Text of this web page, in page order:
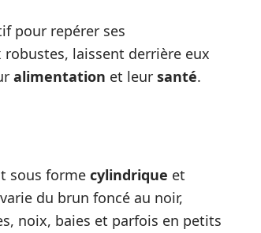
pour repérer ses
robustes, laissent derrière eux
alimentation et leur santé.
sous forme cylindrique et
varie du brun foncé au noir,
noix, baies et parfois en petits